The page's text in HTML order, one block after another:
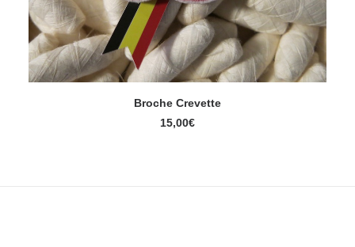
Broche Crevette
15,00€